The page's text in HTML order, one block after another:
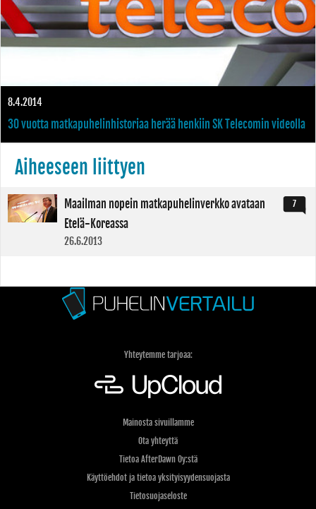
8.4.2014
30 vuotta matkapuhelinhistoriaa herää henkiin SK Telecomin videolla
Aiheeseen liittyen
7
Maailman nopein matkapuhelinverkko avataan
Etelä-Koreassa
26.6.2013
Yhteytemme tarjoaa:
Mainosta sivuillamme
Ota yhteyttä
Tietoa AfterDawn Oy:stä
Käyttöehdot ja tietoa yksityisyydensuojasta
Tietosuojaseloste